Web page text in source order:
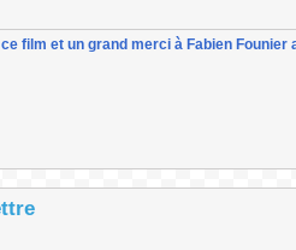
film et un grand merci à Fabien